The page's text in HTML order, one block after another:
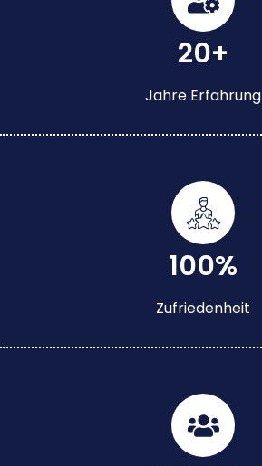
20+
Jahre Erfahrung
100%
Zufriedenheit